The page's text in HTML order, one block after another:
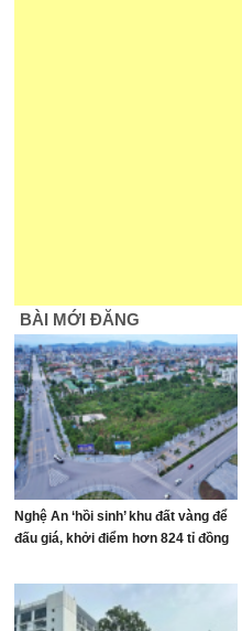
BÀI MỚI ĐĂNG
Nghệ An ‘hồi sinh’ khu đất vàng để
đấu giá, khởi điểm hơn 824 tỉ đồng